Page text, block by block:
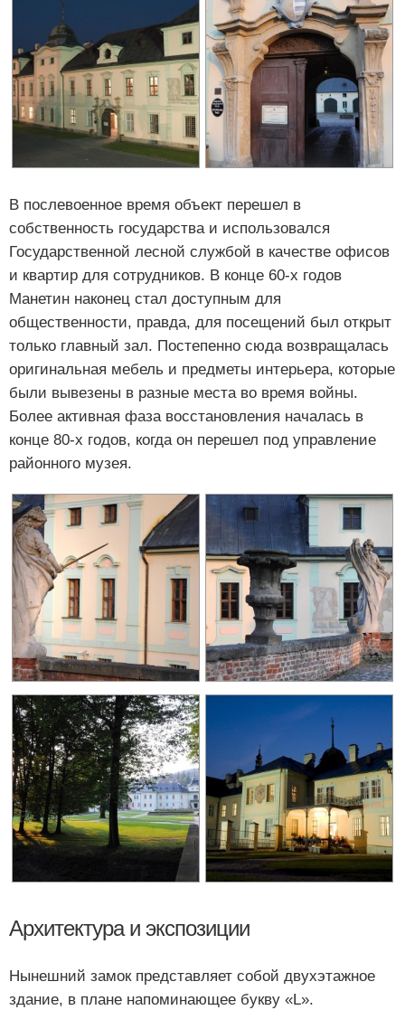
В послевоенное время объект перешел в
собственность государства и использовался
Государственной лесной службой в качестве офисов
и квартир для сотрудников. В конце 60-х годов
Манетин наконец стал доступным для
общественности, правда, для посещений был открыт
только главный зал. Постепенно сюда возвращалась
оригинальная мебель и предметы интерьера, которые
были вывезены в разные места во время войны.
Более активная фаза восстановления началась в
конце 80-х годов, когда он перешел под управление
районного музея.
Архитектура и экспозиции
Нынешний замок представляет собой двухэтажное
здание, в плане напоминающее букву «L».